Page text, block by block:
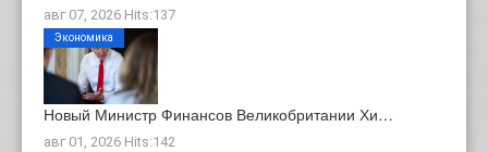
авг 07, 2026 Hits:137
Новый Министр Финансов Великобритании Хи…
авг 01, 2026 Hits:142
Экономика